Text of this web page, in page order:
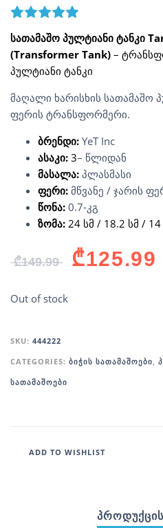
4
სათამაშო პულტიანი ტანკი
(Transformer Tank) –
პულტიანი ტანკი
მაღალი ხარისხის სათამაშო
ფერის ტრანსფორმერი.
ბრენდი: YeT Inc
ასაკი: 3– წლიდან
მასალა: პლასმასი
ფერი: მწვანე / ჯარის
წონა: 0.7-კგ
ზომა: 24 სმ / 18.2 სმ / 14
₾149.99 ₾125.99
Out of stock
SKU: 444222
CATEGORIES: ᲑᲘᲭᲘᲡ ᲡᲐᲗᲐᲛᲐᲨᲝᲔᲑᲘ
ᲡᲐᲗᲐᲛᲐᲨᲝᲔᲑᲘ
ADD TO WISHLIST